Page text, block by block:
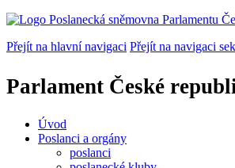
Přejít na hlavní navigaci Přejít na navigaci
Parlament České
Úvod
Poslanci a orgány
poslanci